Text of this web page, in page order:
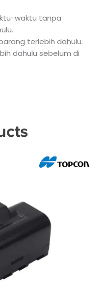
waktu tanpa
terlebih dahulu.
dahulu sebelum di